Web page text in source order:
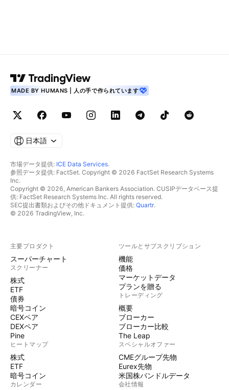
MADE BY HUMANS | 人の手で作られています
日本語
市場データ提供: ICE Data Services.
参照データ提供: FactSet. Copyright © 2026 FactSet Research Systems
Inc.
Copyright © 2026, American Bankers Association. CUSIPデータベース提
供: FactSet Research Systems Inc. All rights reserved.
SEC提出書類およびその他ドキュメント提供: Quartr.
© 2026 TradingView, Inc.
主要プロダクト
スーパーチャート
スクリーナー
株式
ETF
債券
暗号コイン
CEXペア
DEXペア
Pine
ヒートマップ
株式
ETF
暗号コイン
カレンダー
ツールとサブスクリプション
機能
価格
マーケットデータ
プランを贈る
トレーディング
概要
ブローカー
ブローカー比較
The Leap
スペシャルオファー
CMEグループ先物
Eurex先物
米国株バンドルデータ
会社情報